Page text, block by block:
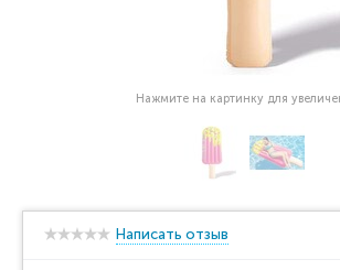
Нажмите на картинку для
Написать отзыв